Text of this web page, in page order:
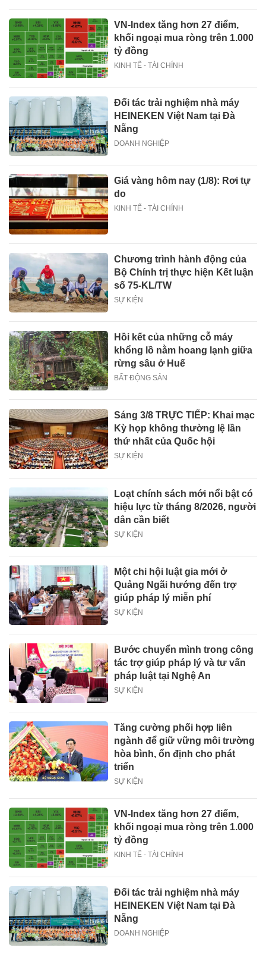
VN-Index tăng hơn 27 điểm,
khối ngoại mua ròng trên 1.000
tỷ đồng
KINH TẾ - TÀI CHÍNH
Đối tác trải nghiệm nhà máy
HEINEKEN Việt Nam tại Đà
Nẵng
DOANH NGHIỆP
Giá vàng hôm nay (1/8): Rơi tự
do
KINH TẾ - TÀI CHÍNH
Chương trình hành động của
Bộ Chính trị thực hiện Kết luận
số 75-KL/TW
SỰ KIỆN
Hồi kết của những cỗ máy
khổng lồ nằm hoang lạnh giữa
rừng sâu ở Huế
BẤT ĐỘNG SẢN
Sáng 3/8 TRỰC TIẾP: Khai mạc
Kỳ họp không thường lệ lần
thứ nhất của Quốc hội
SỰ KIỆN
Loạt chính sách mới nổi bật có
hiệu lực từ tháng 8/2026, người
dân cần biết
SỰ KIỆN
Một chi hội luật gia mới ở
Quảng Ngãi hướng đến trợ
giúp pháp lý miễn phí
SỰ KIỆN
Bước chuyển mình trong công
tác trợ giúp pháp lý và tư vấn
pháp luật tại Nghệ An
SỰ KIỆN
Tăng cường phối hợp liên
ngành để giữ vững môi trường
hòa bình, ổn định cho phát
triển
SỰ KIỆN
VN-Index tăng hơn 27 điểm,
khối ngoại mua ròng trên 1.000
tỷ đồng
KINH TẾ - TÀI CHÍNH
Đối tác trải nghiệm nhà máy
HEINEKEN Việt Nam tại Đà
Nẵng
DOANH NGHIỆP